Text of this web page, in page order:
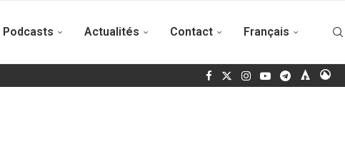
dialogue politique au Venezuela s’est poursuivi sans avancées majeures.
Podcasts Actualités Contact Français